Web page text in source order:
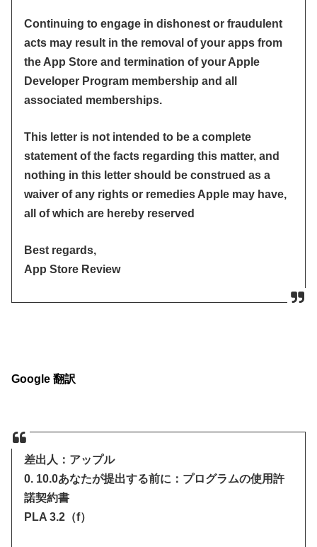
Continuing to engage in dishonest or fraudulent
acts may result in the removal of your apps from
the App Store and termination of your Apple
Developer Program membership and all
associated memberships.
This letter is not intended to be a complete
statement of the facts regarding this matter, and
nothing in this letter should be construed as a
waiver of any rights or remedies Apple may have,
all of which are hereby reserved
Best regards,
App Store Review
Google 翻訳
差出人：アップル
0. 10.0あなたが提出する前に：プログラムの使用許
諾契約書
PLA 3.2（f）